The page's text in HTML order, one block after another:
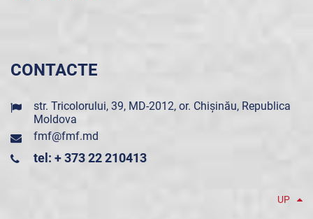
CONTACTE
str. Tricolorului, 39, MD-2012, or. Chișinău, Republica
Moldova
fmf@fmf.md
tel: + 373 22 210413
UP